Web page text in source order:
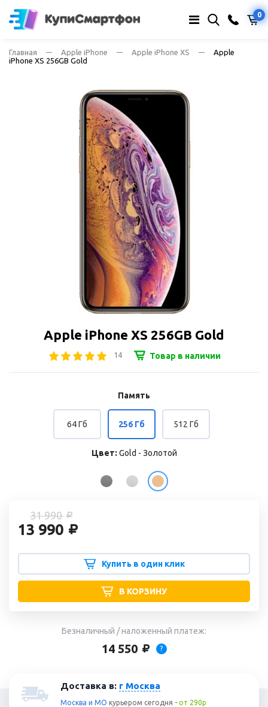
0
Главная Apple iPhone Apple iPhone XS
Apple
iPhone XS 256GB Gold
Apple iPhone XS 256GB Gold
14 Товар в наличии
Память
64 Гб 256 Гб 512 Гб
Цвет: Gold - Золотой
31 990
13 990
Купить в один клик
В КОРЗИНУ
Безналичный / наложенный платеж:
14 550 ?
Доставка в: г Москва
Москва и МО курьером сегодня - от 290р